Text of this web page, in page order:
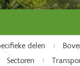
delen
Sectoren